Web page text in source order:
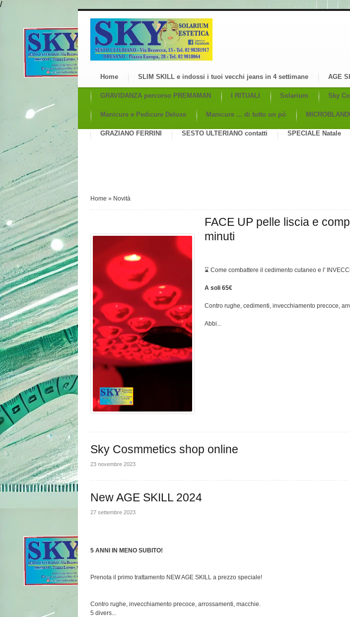
/
Home SLIM SKILL e indossi i tuoi vecchi jeans in 4 settimane AGE
GRAVIDANZA percorso PREMAMAN I RITUALI Solarium Sky
Manicure e Pedicure Deluxe Manicure ... di tutto un pò
GRAZIANO FERRINI SESTO ULTERIANO contatti SPECIALE Natale
Home » Novità
FACE UP pelle liscia e
minuti
⌛ Come combattere il cedimento cutaneo e l'
A soli 65€
Contro rughe, cedimenti, invecchiamento precoce,
Abbi...
Sky Cosmmetics shop online
23 novembre 2023
New AGE SKILL 2024
27 settembre 2023
5 ANNI IN MENO SUBITO!
Prenota il primo trattamento NEW AGE SKILL a prezzo speciale!
Contro rughe, invecchiamento precoce, arrossamenti, macchie.
5 divers...